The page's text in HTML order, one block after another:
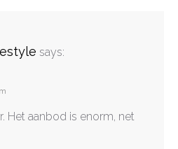
says:
Het aanbod is enorm, net